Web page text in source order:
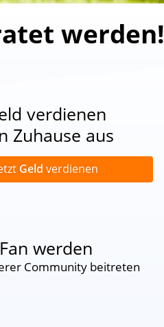
werden!
verdienen
Zuhause aus
Geld verdienen
Fan werden
Community beitreten